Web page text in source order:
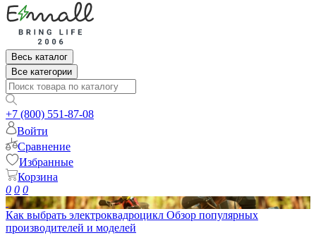
Весь каталог
Все категории
+7 (800) 551-87-08
Войти
Сравнение
Избранные
Корзина
0 0 0
Как выбрать электроквадроцикл Обзор популярных
производителей и моделей